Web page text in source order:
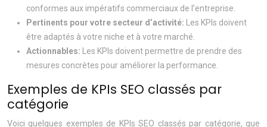
conformes aux impératifs commerciaux de l’entreprise.
Pertinents pour votre secteur d’activité:
Les KPIs doivent
être adaptés à votre niche et à votre marché.
Actionnables:
Les KPIs doivent permettre de prendre des
mesures concrètes pour améliorer la performance.
Exemples de KPIs SEO classés par
catégorie
Voici quelques exemples de KPIs SEO classés par catégorie, que